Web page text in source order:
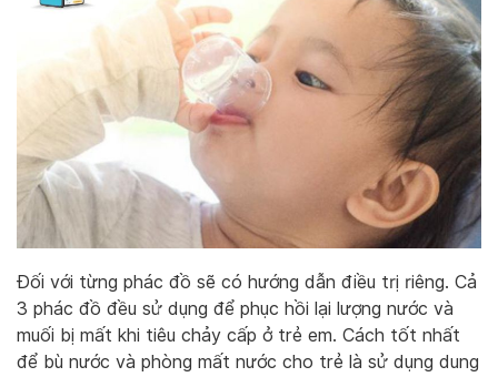
Đối với từng phác đồ sẽ có hướng dẫn điều trị riêng. Cả
3 phác đồ đều sử dụng để phục hồi lại lượng nước và
muối bị mất khi tiêu chảy cấp ở trẻ em. Cách tốt nhất
để bù nước và phòng mất nước cho trẻ là sử dụng dung